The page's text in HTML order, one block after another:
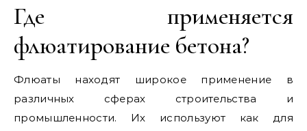
Где применяется
флюатирование бетона?
Флюаты находят широкое применение в
различных сферах строительства и
промышленности. Их используют как для